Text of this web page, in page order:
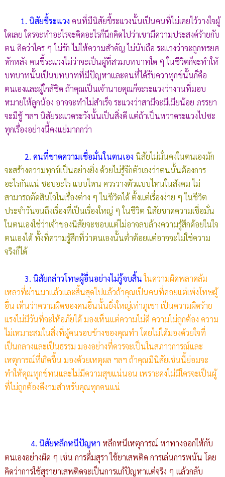
1. นิสัยขี้ระแวง คนที่มีนิสัยขี้ระแวงนั้นเป็นคนที่ไม่เคยไว้วางใจผู้
ใดเลย ใครจะทำอะไรจะคิดอะไรก็นึกคิดไปว่าเขามีความประสงค์ร้ายกับ
ตน คิดว่าใคร ๆ ไม่รัก ไม่ให้ความสำคัญ ไม่นับถือ ระแวงว่าจะถูกทรยศ
หักหลัง คนขี้ระแวงไม่ว่าจะเป็นผู้ที่สวมบทบาทใด ๆ ในชีวิตก็จะทำให้
บทบาทนั้นเป็นบทบาทที่มีปัญหาและคนที่ได้รับควาทุกข์นั้นก็คือ
ตนเองและผู้ใกล้ชิด ถ้าคุณเป็นเจ้านายคุณก็จะระแวงว่างานที่มอบ
หมายให้ลูกน้อง อาจจะทำไม่สำเร็จ ระแวงว่าสามีจะมีเมียน้อย ภรรยา
จะมีชู้ ฯลฯ นิสัยระแวดระวังนั้นเป็นสิ่งดี แต่ถ้าเป็นหวาดระแวงไปซะ
ทุกเรื่องอย่างนี้คงแย่มากกว่า
2. คนที่ขาดความเชื่อมั่นในตนเอง นิสัยไม่มั่นคงในตนเองมัก
จะสร้างความทุกข์เป็นอย่างยิ่ง ด้วยไม่รู้จักตัวเองว่าตนนั้นต้องการ
อะไรกันแน่ ชอบอะไร แบบไหน ควรวางตัวแบบไหนในสังคม ไม่
สามารถตัดสินใจในเรื่องต่าง ๆ ในชีวิตได้ ตั้งแต่เรื่องง่าย ๆ ในชีวิต
ประจำวันจนถึงเรื่องที่เป็นเรื่องใหญ่ ๆ ในชีวิต นิสัยขาดความเชื่อมั่น
ในตนเองใช่ว่าเจ้าของนิสัยจะชอบแต่ไม่อาจลบล้างความรู้สึกด้อยในใจ
ตนเองได้ ทั้งที่ความรู้สึกที่ว่าตนเองนั้นต่ำต้อยแต่อาจจะไม่ใช่ความ
จริงก็ได้
3. นิสัยกล่าวโทษผู้อื่นอย่างไม่รู้จบสิ้น ในความผิดพลาดล้ม
เหลวที่ผ่านมาแล้วและสิ้นสุดไปแล้วถ้าคุณเป็นคนที่คอยแต่เพ่งโทษผู้
อื่น เห็นว่าความผิดของคนอื่นนั้นยิ่งใหญ่เท่าภูเขา เป็นความผิดร้าย
แรงไม่มีวันที่จะให้อภัยได้ มองเห็นแต่ความไม่ดี ความไม่ถูกต้อง ความ
ไม่เหมาะสมในสิ่งที่ผู้คนรอบข้างของคุณทำ โดยไม่ได้มองด้วยใจที่
เป็นกลางและเป็นธรรม มองอย่างที่ควรจะเป็นในสภาวการณ์และ
เหตุการณ์ที่เกิดขึ้น มองด้วยเหตุผล ฯลฯ ถ้าคุณมีนิสัยเช่นนี้ย่อมจะ
ทำให้คุณทุกข์ทนและไม่มีความสุขแน่นอน เพราะคงไม่มีใครจะเป็นผู้
ที่ไม่ถูกต้องดีงามสำหรับคุณทุกคนแน่
4. นิสัยหลีกหนีปัญหา หลีกหนีเหตุการณ์ หาทางออกให้กับ
ตนเองอย่างผิด ๆ เช่น การดื่มสุรา ใช้ยาเสพติด การเล่นการพนัน โดย
คิดว่าการใช้สุรายาเสพติดจะเป็นการแก้ปัญหาแต่จริง ๆ แล้วกลับ